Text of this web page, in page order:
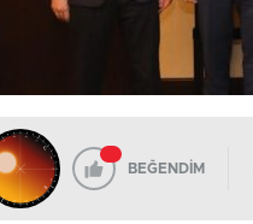
BEĞENDİM